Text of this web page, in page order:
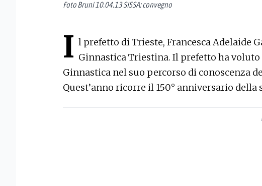
Foto Bruni 10.04.13 SISSA: convegno
I l prefetto di Trieste, Francesca Adelaide
Ginnastica Triestina. Il prefetto ha
Ginnastica nel suo percorso di conoscenza
Quest’anno ricorre il 150° anniversario della